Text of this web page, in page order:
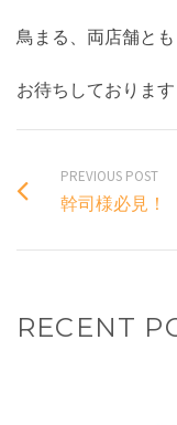
鳥まる、両店舗と
お待ちしております
PREVIOUS POST
幹司様必見！
RECENT